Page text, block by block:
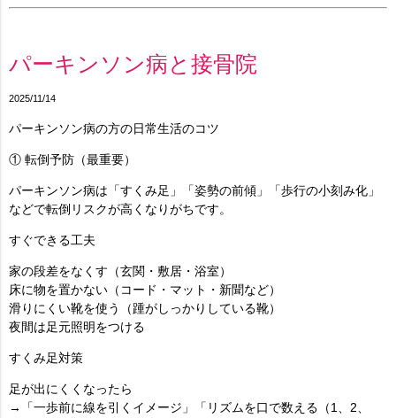
パーキンソン病と接骨院
2025/11/14
パーキンソン病の方の日常生活のコツ
① 転倒予防（最重要）
パーキンソン病は「すくみ足」「姿勢の前傾」「歩行の小刻み化」
などで転倒リスクが高くなりがちです。
すぐできる工夫
家の段差をなくす （玄関・敷居・浴室）
床に物を置かない （コード・マット・新聞など）
滑りにくい靴を使う
（踵がしっかりしている靴）
夜間は足元照明をつける
すくみ足対策
足が出にくくなったら
→「一歩前に線を引くイメージ」「リズムを口で数える（1、2、